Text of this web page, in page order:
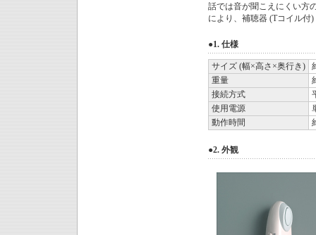
話では音が聞こえにくい方
により、補聴器 (Tコイル付
●1. 仕様
サイズ (幅×高さ×奥行き)
重量
接続方式
使用電源
動作時間
●2. 外観